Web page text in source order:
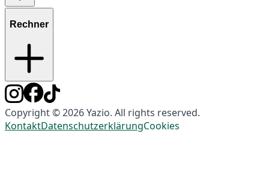
Rechner
Copyright © 2026 Yazio. All rights reserved.
KontaktDatenschutzerklärungCookies